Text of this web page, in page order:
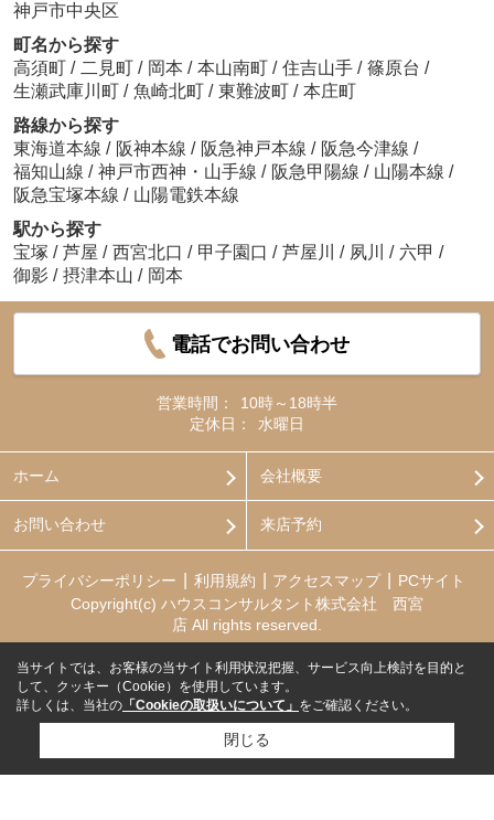
神戸市中央区
町名から探す
高須町 / 二見町 / 岡本 / 本山南町 / 住吉山手 / 篠原台 /
生瀬武庫川町 / 魚崎北町 / 東難波町 / 本庄町
路線から探す
東海道本線 / 阪神本線 / 阪急神戸本線 / 阪急今津線 /
福知山線 / 神戸市西神・山手線 / 阪急甲陽線 / 山陽本線 /
阪急宝塚本線 / 山陽電鉄本線
駅から探す
宝塚 / 芦屋 / 西宮北口 / 甲子園口 / 芦屋川 / 夙川 / 六甲 /
御影 / 摂津本山 / 岡本
電話でお問い合わせ
営業時間：
10時～18時半
定休日：
水曜日
ホーム 会社概要
お問い合わせ 来店予約
プライバシーポリシー 利用規約 アクセスマップ
PCサイト
Copyright(c) ハウスコンサルタント株式会社 西宮
店 All rights reserved.
当サイトでは、お客様の当サイト利用状況把握、サービス向上検討を目的と
して、クッキー（Cookie）を使用しています。
詳しくは、当社の 「Cookieの取扱いについて」 をご確認ください。
閉じる